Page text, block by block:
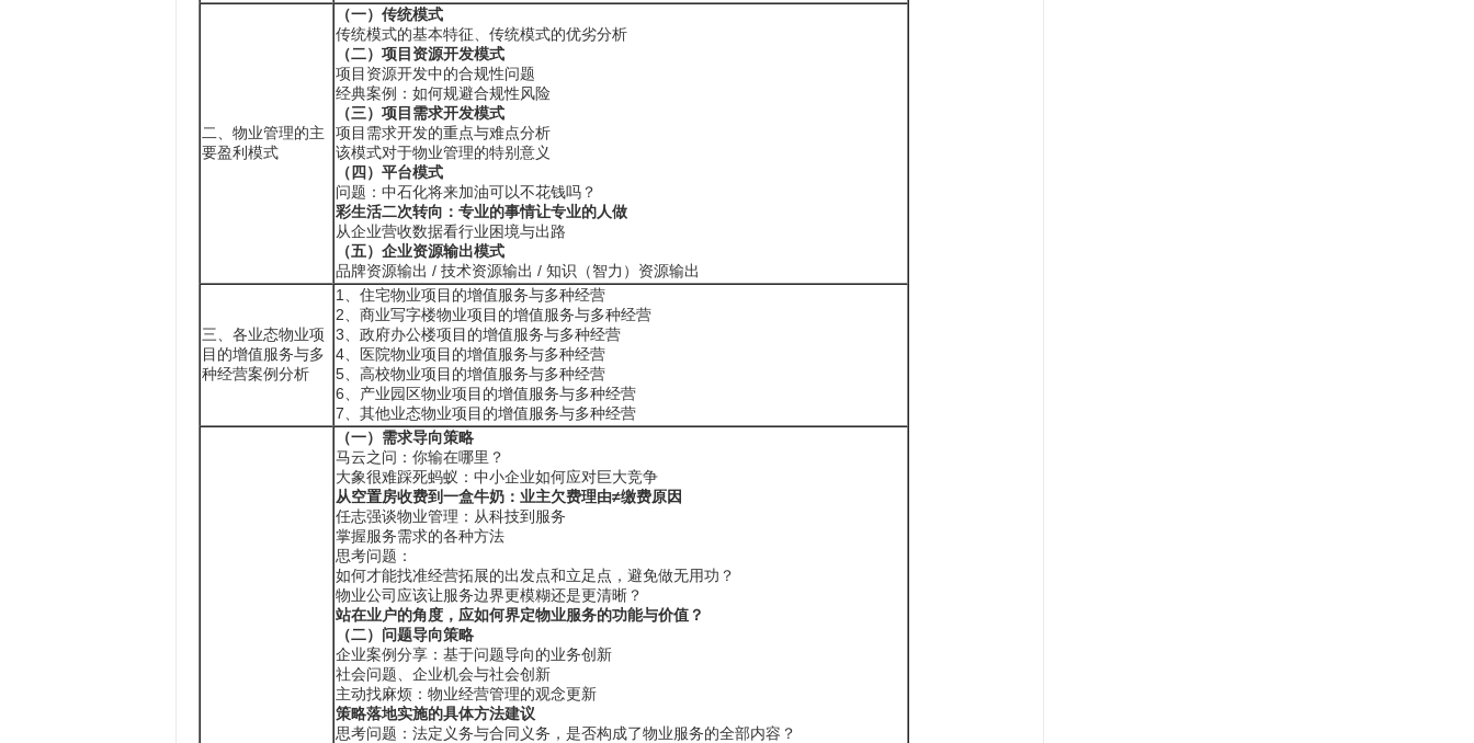
二、物业管理的主
要盈利模式
（一）传统模式
传统模式的基本特征、传统模式的优劣分析
（二）项目资源开发模式
项目资源开发中的合规性问题
经典案例：如何规避合规性风险
（三）项目需求开发模式
项目需求开发的重点与难点分析
该模式对于物业管理的特别意义
（四）平台模式
问题：中石化将来加油可以不花钱吗？
彩生活二次转向：专业的事情让专业的人做
从企业营收数据看行业困境与出路
（五）企业资源输出模式
品牌资源输出 / 技术资源输出 / 知识（智力）资源输出
三、各业态物业项
目的增值服务与多
种经营案例分析
1、住宅物业项目的增值服务与多种经营
2、商业写字楼物业项目的增值服务与多种经营
3、政府办公楼项目的增值服务与多种经营
4、医院物业项目的增值服务与多种经营
5、高校物业项目的增值服务与多种经营
6、产业园区物业项目的增值服务与多种经营
7、其他业态物业项目的增值服务与多种经营
（一）需求导向策略
马云之问：你输在哪里？
大象很难踩死蚂蚁：中小企业如何应对巨大竞争
从空置房收费到一盒牛奶：业主欠费理由≠缴费原因
任志强谈物业管理：从科技到服务
掌握服务需求的各种方法
思考问题：
如何才能找准经营拓展的出发点和立足点，避免做无用功？
物业公司应该让服务边界更模糊还是更清晰？
站在业户的角度，应如何界定物业服务的功能与价值？
（二）问题导向策略
企业案例分享：基于问题导向的业务创新
社会问题、企业机会与社会创新
主动找麻烦：物业经营管理的观念更新
策略落地实施的具体方法建议
思考问题：法定义务与合同义务，是否构成了物业服务的全部内容？